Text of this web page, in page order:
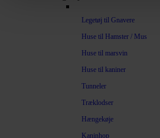
Legetøj til Gnavere
Huse til Hamster / Mus
Huse til marsvin
Huse til kaniner
Tunneler
Træklodser
Hængekøje
Kaninhop